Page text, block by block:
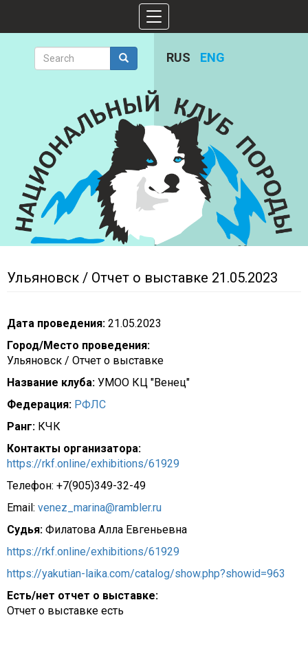
main
content
Toggle
navigation
Search
RUS ENG
Ульяновск / Отчет о выставке 21.05.2023
Дата проведения: 21.05.2023
Город/Место проведения:
Ульяновск / Отчет о выставке
Название клуба: УМОО КЦ "Венец"
Федерация: РФЛС
Ранг: КЧК
Контакты организатора:
https://rkf.online/exhibitions/61929
Телефон: +7(905)349-32-49
Email: venez_marina@rambler.ru
Судья: Филатова Алла Евгеньевна
https://rkf.online/exhibitions/61929
https://yakutian-laika.com/catalog/show.php?showid=963
Есть/нет отчет о выставке:
Отчет о выставке есть